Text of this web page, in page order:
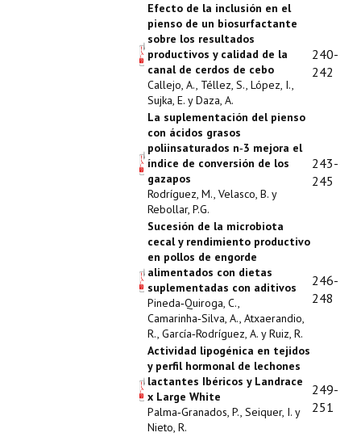
Efecto de la inclusión en el
pienso de un biosurfactante
sobre los resultados
productivos y calidad de la
canal de cerdos de cebo
Callejo, A., Téllez, S., López, I.,
Sujka, E. y Daza, A.
240-
242
La suplementación del pienso
con ácidos grasos
poliinsaturados n‑3 mejora el
índice de conversión de los
gazapos
Rodríguez, M., Velasco, B. y
Rebollar, P.G.
243-
245
Sucesión de la microbiota
cecal y rendimiento productivo
en pollos de engorde
alimentados con dietas
suplementadas con aditivos
Pineda‑Quiroga, C.,
Camarinha‑Silva, A., Atxaerandio,
R., García‑Rodríguez, A. y Ruiz, R.
246-
248
Actividad lipogénica en tejidos
y perfil hormonal de lechones
lactantes Ibéricos y Landrace
x Large White
Palma‑Granados, P., Seiquer, I. y
Nieto, R.
249-
251